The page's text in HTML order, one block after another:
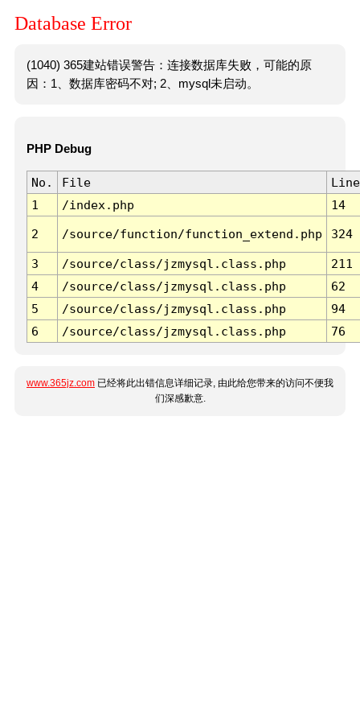
Database Error
(1040) 365建站错误警告：连接数据库失败，可能的原
因：1、数据库密码不对; 2、mysql未启动。
PHP Debug
No. File
Line
1
/index.php 14
2 /source/function/function_extend.php 324
3 /source/class/jzmysql.class.php
211
4
/source/class/jzmysql.class.php
62
5
/source/class/jzmysql.class.php
94
6
/source/class/jzmysql.class.php 76
www.365jz.com 已经将此出错信息详细记录, 由此给您带来的访问不便我
们深感歉意.